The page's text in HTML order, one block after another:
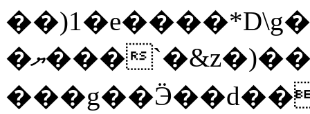
��)1�e����*D\g�'�j��r�.&���}
�ޔ���`�&z�)���"����G�������